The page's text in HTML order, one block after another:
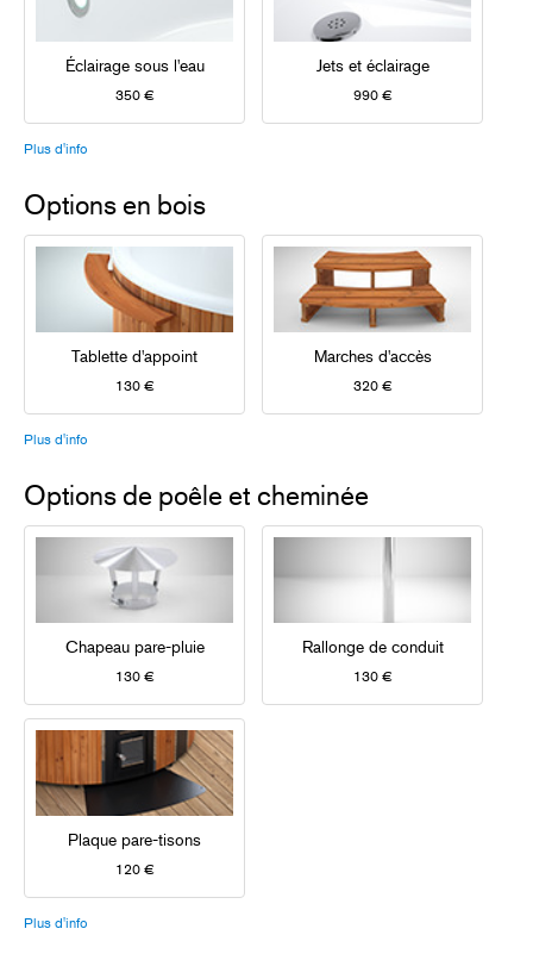
Éclairage sous l'eau
350 €
Jets et éclairage
990 €
Plus d'info
Options en bois
Tablette d'appoint
130 €
Marches d'accès
320 €
Plus d'info
Options de poêle et cheminée
Chapeau pare-pluie
130 €
Rallonge de conduit
130 €
Plaque pare-tisons
120 €
Plus d'info